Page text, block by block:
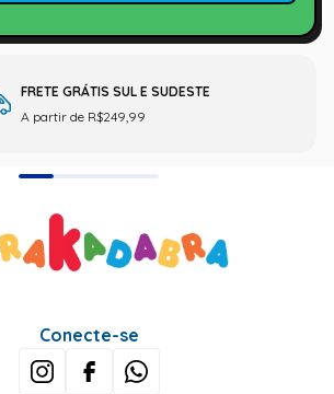
FRETE GRÁTIS SUL E SUDESTE
A partir de R$249,99
Conecte-se